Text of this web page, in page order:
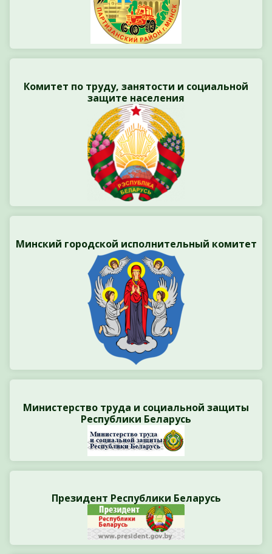
Комитет по труду, занятости и социальной
защите населения
Минский городской исполнительный комитет
Министерство труда и социальной защиты
Республики Беларусь
Президент Республики Беларусь